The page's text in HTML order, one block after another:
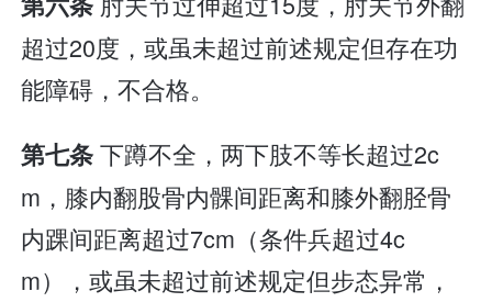
超过20度，或虽未超过前述规定但存在功
能障碍，不合格。
第七条下蹲不全，两下肢不等长超过2c
m，膝内翻股骨内髁间距离和膝外翻胫骨
内踝间距离超过7cm（条件兵超过4c
m），或虽未超过前述规定但步态异常，